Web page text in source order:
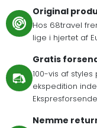
Original
Hos 68travel
lige i hjertet af
Gratis
100-vis af
ekspedition
Nemme